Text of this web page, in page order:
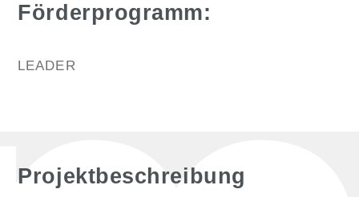
Förderprogramm:
LEADER
Projektbeschreibung